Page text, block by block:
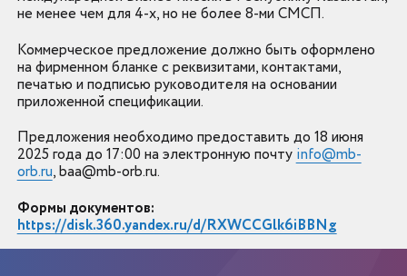
не менее чем для 4-х, но не более 8-ми СМСП.
Коммерческое предложение должно быть оформлено
на фирменном бланке с реквизитами, контактами,
печатью и подписью руководителя на основании
приложенной спецификации.
Предложения необходимо предоставить до 18 июня
2025 года до 17:00 ​​​​​​​на электронную почту info@mb-
orb.ru, baa@mb-orb.ru.
Формы документов:
https://disk.360.yandex.ru/d/RXWCCGlk6iBBNg